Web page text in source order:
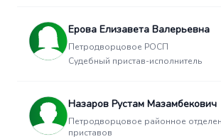
Ерова Елизавета Валерьевна
Петродворцовое РОСП
Судебный пристав-исполнитель
Назаров Рустам Мазамбекович
Петродворцовое районное
приставов